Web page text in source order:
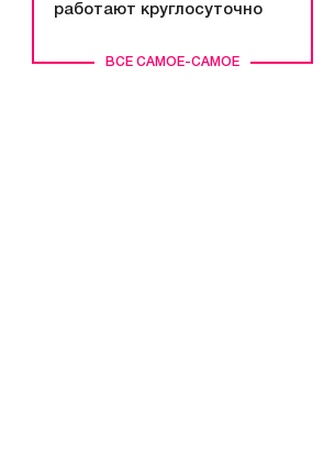
ВСЕ САМОЕ-САМОЕ
работают круглосуточно